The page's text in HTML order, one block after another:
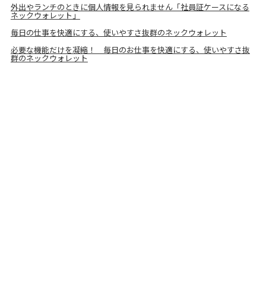
外出やランチのときに個人情報を見られません「社員証ケースになる
ネックウォレット」
毎日の仕事を快適にする、使いやすさ抜群のネックウォレット
必要な機能だけを凝縮！ 毎日のお仕事を快適にする、使いやすさ抜
群のネックウォレット